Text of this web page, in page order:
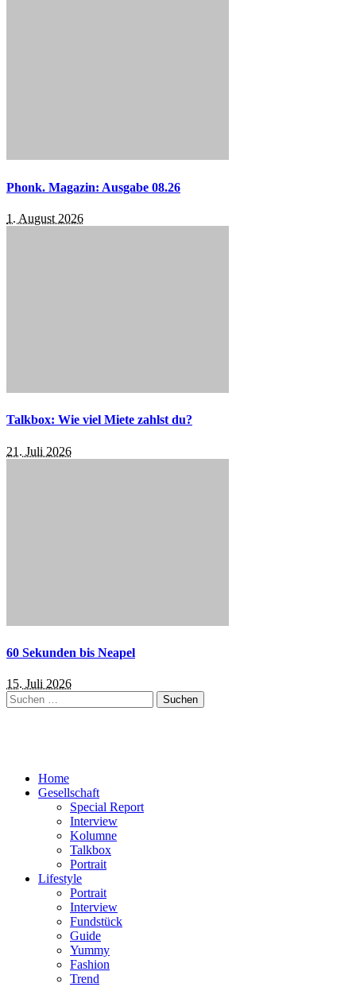
Phonk. Magazin: Ausgabe 08.26
1. August 2026
Talkbox: Wie viel Miete zahlst du?
21. Juli 2026
60 Sekunden bis Neapel
15. Juli 2026
Suchen
nach:
Home
Gesellschaft
Special Report
Interview
Kolumne
Talkbox
Portrait
Lifestyle
Portrait
Interview
Fundstück
Guide
Yummy
Fashion
Trend